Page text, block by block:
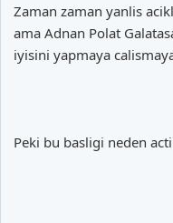
Zaman zaman yanlis
ama Adnan Polat
iyisini yapmaya
Peki bu basligi neden